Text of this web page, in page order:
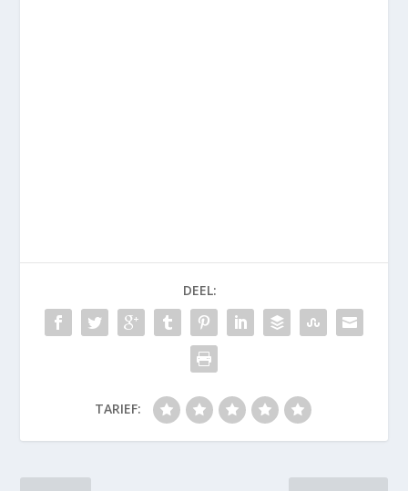
DEEL:
TARIEF: